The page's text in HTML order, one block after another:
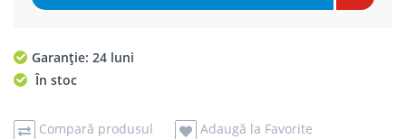
Garanție: 24 luni
În stoc
Compară produsul Adaugă la Favorite